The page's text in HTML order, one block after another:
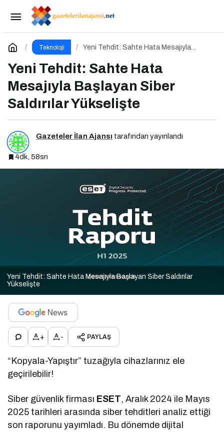
Teknoloji
Yeni Tehdit: Sahte Hata Mesajıyla
Yeni Tehdit: Sahte Hata
Mesajıyla Başlayan Siber
Saldırılar Yükselişte
Gazeteler İlan Ajansı tarafından yayınlandı
4dk, 58sn
Yeni Tehdit: Sahte Hata Mesajıyla Başlayan Siber Saldırılar
Yükselişte
+ - PAYLAŞ
“Kopyala-Yapıştır” tuzağıyla cihazlarınız ele
geçirilebilir!
Siber güvenlik firması ESET, Aralık 2024 ile Mayıs
2025 tarihleri arasında siber tehditleri analiz ettiği
son raporunu yayımladı. Bu dönemde dijital
Tarihin En Büyük Şifre Sızıntısı
Yorum Yap